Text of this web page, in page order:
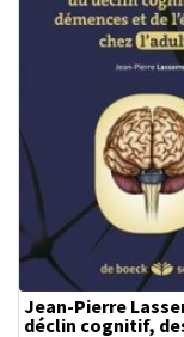
Jean-Pierre
déclin cognitif,